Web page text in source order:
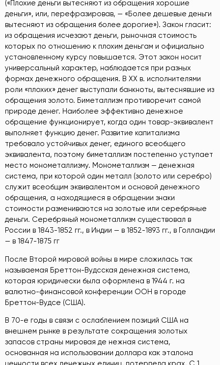
(«Плохие деньги вытесняют из обращения хорошие
деньги», или, перефразировав, — «Более дешевые деньги
вытесняют из обращения более дорогие»). Закон гласит:
из обращения исчезают деньги, рыночная стоимость
которых по отношению к плохим деньгам и официально
установленному курсу повышается. Этот закон носит
универсальный характер, наблюдается при разных
формах денежного обращения. В XX в. исполнителями
роли «плохих» денег выступали банкноты, вытеснявшие из
обращения золото. Биметаллизм противоречит самой
природе денег. Наиболее эффективно денежное
обращение функционирует, когда один товар-эквивалент
выполняет функцию денег. Развитие капитализма
требовало устойчивых денег, единого всеобщего
эквивалента, поэтому биметаллизм постепенно уступает
место монометаллизму. Монометаллизм — денежная
система, при которой один металл (золото или серебро)
служит всеобщим эквивалентом и основой денежного
обращения, а находящиеся в обращении знаки
стоимости размениваются на золотые или серебряные
деньги. Серебряный монометаллизм существовал в
России в 1843-1852 гг., в Индии — в 1852-1893 гг., в Голландии
— в 1847-1875 гг
После Второй мировой войны в мире сложилась так
называемая Бреттон-Вудсская денежная система,
которая юридически была оформлена в 1944 г. на
валютно-финансовой конференции ООН в городе
Бреттон-Вудсе (США).
В 70-е годы в связи с ослаблением позиций США на
внешнем рынке в результате сокращения золотых
запасов страны мировая де нежная система,
основанная на использовании доллара как эталона